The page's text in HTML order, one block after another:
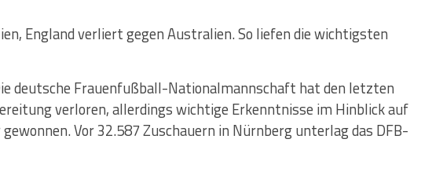
England verliert gegen Australien. So liefen die wichtigsten
deutsche Frauenfußball-Nationalmannschaft hat den letzten
verloren, allerdings wichtige Erkenntnisse im Hinblick auf
Vor 32.587 Zuschauern in Nürnberg unterlag das DFB-